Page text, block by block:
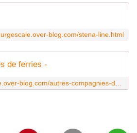
blog.com/stena-line.html
de ferries -